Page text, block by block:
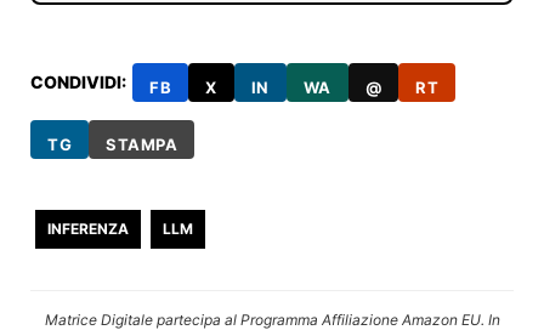
CONDIVIDI: FB X IN WA @ RT
TG STAMPA
INFERENZA LLM
Matrice Digitale partecipa al Programma Affiliazione Amazon EU. In